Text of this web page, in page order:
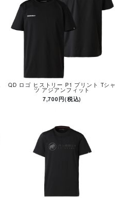
QD ロゴ ヒストリー P1 プリント Tシャ
ツ アジアンフィット
7,700円(税込)